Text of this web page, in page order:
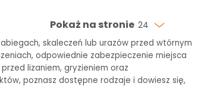
Pokaż na stronie 24
skaleczeń lub urazów przed wtórnym
odpowiednie zabezpieczenie miejsca
lizaniem, gryzieniem oraz
poznasz dostępne rodzaje i dowiesz się,